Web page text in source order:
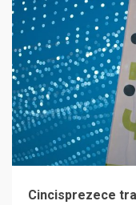
Cincisprezece